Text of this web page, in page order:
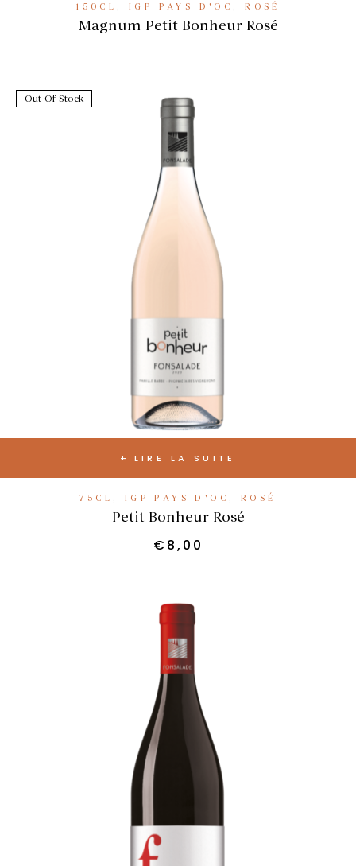
150CL ,IGP PAYS D'OC ,ROSÉ
Magnum Petit Bonheur Rosé
Out Of Stock
LIRE LA SUITE
75CL , IGP PAYS D'OC , ROSÉ
Petit Bonheur Rosé
€ 8,00